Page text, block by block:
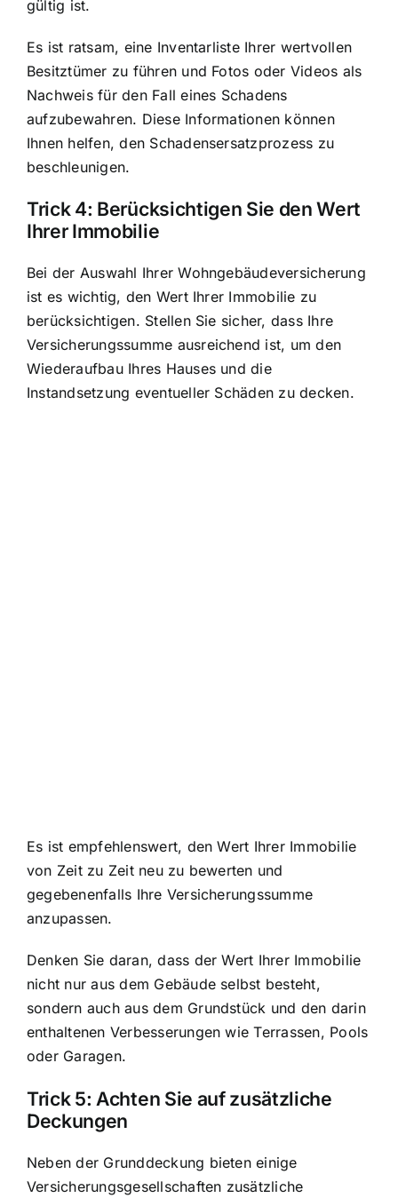
gültig ist.
Es ist ratsam, eine Inventarliste Ihrer wertvollen
Besitztümer zu führen und Fotos oder Videos als
Nachweis für den Fall eines Schadens
aufzubewahren. Diese Informationen können
Ihnen helfen, den Schadensersatzprozess zu
beschleunigen.
Trick 4: Berücksichtigen Sie den Wert
Ihrer Immobilie
Bei der Auswahl Ihrer Wohngebäudeversicherung
ist es wichtig, den Wert Ihrer Immobilie zu
berücksichtigen. Stellen Sie sicher, dass Ihre
Versicherungssumme ausreichend ist, um den
Wiederaufbau Ihres Hauses und die
Instandsetzung eventueller Schäden zu decken.
Es ist empfehlenswert, den Wert Ihrer Immobilie
von Zeit zu Zeit neu zu bewerten und
gegebenenfalls Ihre Versicherungssumme
anzupassen.
Denken Sie daran, dass der Wert Ihrer Immobilie
nicht nur aus dem Gebäude selbst besteht,
sondern auch aus dem Grundstück und den darin
enthaltenen Verbesserungen wie Terrassen, Pools
oder Garagen.
Trick 5: Achten Sie auf zusätzliche
Deckungen
Neben der Grunddeckung bieten einige
Versicherungsgesellschaften zusätzliche